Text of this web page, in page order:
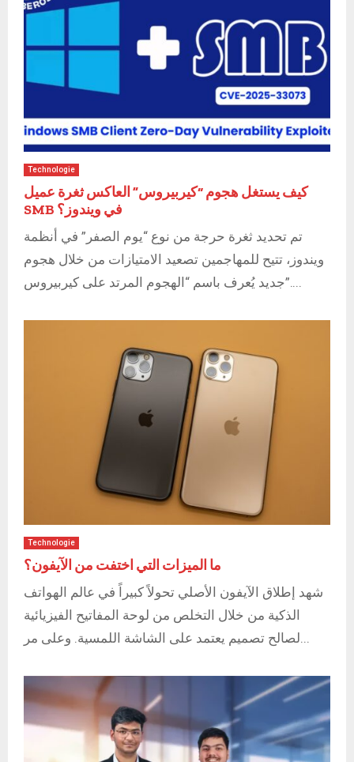
Technologie
كيف يستغل هجوم “كيربيروس” العاكس ثغرة عميل
SMB في ويندوز؟
تم تحديد ثغرة حرجة من نوع “يوم الصفر” في أنظمة
ويندوز، تتيح للمهاجمين تصعيد الامتيازات من خلال هجوم
جديد يُعرف باسم “الهجوم المرتد على كيربيروس”....
Technologie
ما الميزات التي اختفت من الآيفون؟
شهد إطلاق الآيفون الأصلي تحولاً كبيراً في عالم الهواتف
الذكية من خلال التخلص من لوحة المفاتيح الفيزيائية